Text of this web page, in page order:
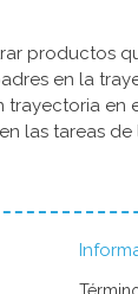
productos
en la
en
las tareas